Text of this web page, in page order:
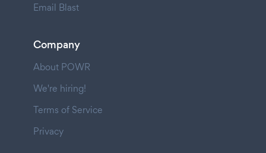
Email Blast
Company
About POWR
We're hiring!
Terms of Service
Privacy